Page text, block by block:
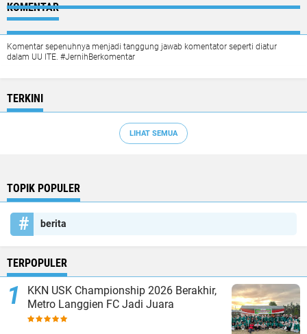
KOMENTAR
Komentar sepenuhnya menjadi tanggung jawab komentator seperti diatur
dalam UU ITE. #JernihBerkomentar
TERKINI
LIHAT SEMUA
TOPIK POPULER
berita
TERPOPULER
KKN USK Championship 2026 Berakhir,
Metro Langgien FC Jadi Juara